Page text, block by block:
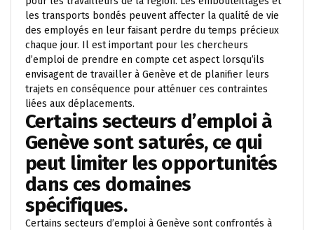
les transports bondés peuvent affecter la qualité de vie
des employés en leur faisant perdre du temps précieux
chaque jour. Il est important pour les chercheurs
d’emploi de prendre en compte cet aspect lorsqu’ils
envisagent de travailler à Genève et de planifier leurs
trajets en conséquence pour atténuer ces contraintes
liées aux déplacements.
Certains secteurs d’emploi à
Genève sont saturés, ce qui
peut limiter les opportunités
dans ces domaines
spécifiques.
Certains secteurs d’emploi à Genève sont confrontés à